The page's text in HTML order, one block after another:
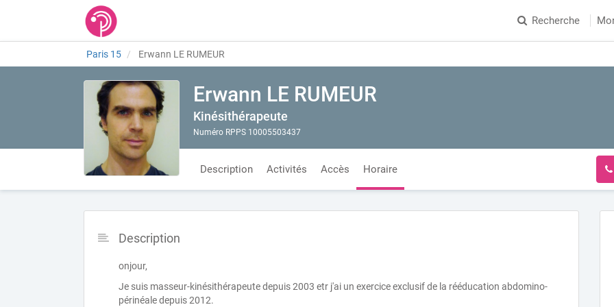
Recherche
Paris 15 Erwann LE RUMEUR
Erwann LE RUMEUR
Kinésithérapeute
Numéro RPPS 10005503437
Description Activités Accès Horaire
Description
onjour,
Je suis masseur-kinésithérapeute depuis 2003 etr j'ai un exercice exclusif de la rééducation abdomino-
périnéale depuis 2012.